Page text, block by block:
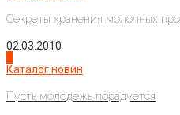
Секреты хранения молочных
02.03.2010
Каталог новин
Пусть молодежь порадуется